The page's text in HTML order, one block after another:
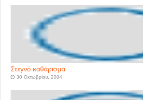
Στεγνό καθάρισμα
30 Οκτωβρίου, 2004